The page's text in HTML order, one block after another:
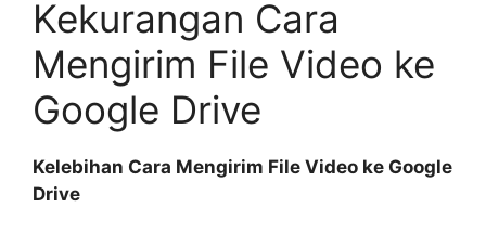
Kekurangan Cara
Mengirim File Video ke
Google Drive
Kelebihan Cara Mengirim File Video ke Google
Drive